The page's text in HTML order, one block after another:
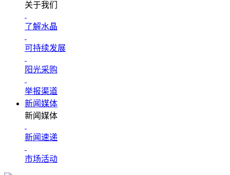
关于我们
了解水晶
可持续发展
阳光采购
举报渠道
新闻媒体
新闻媒体
新闻速递
市场活动